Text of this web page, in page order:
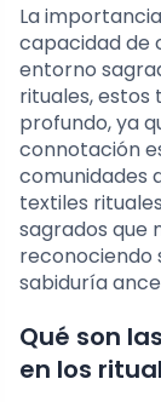
La
capacidad de
entorno
rituales, estos
profundo, ya
connotación
comunidades
textiles
sagrados que
reconociendo
sabiduría
Qué son
en los